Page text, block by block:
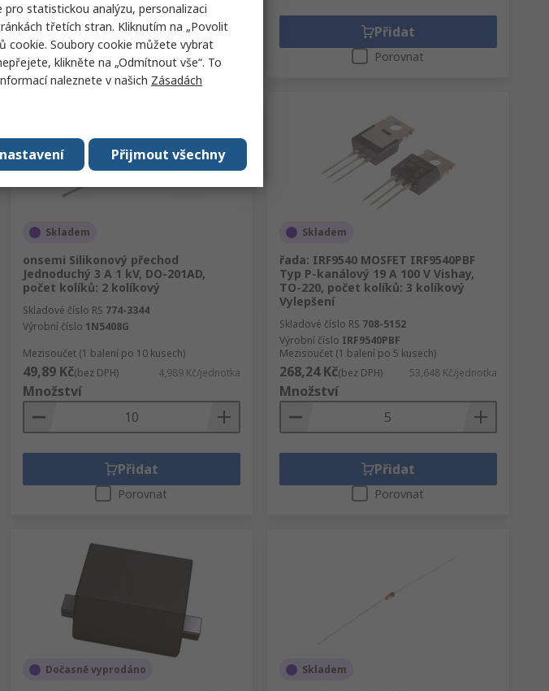
Přidat
Porovnat
Přidat
Porovnat
Skladem
onsemi Silikonový přechod
Jednoduchý 3 A 1 kV, DO-201AD,
počet kolíků: 2 kolíkový
Skladové číslo RS 774-3344
Výrobní číslo 1N5408G
Mezisoučet (1 balení po 10 kusech)
49,89 Kč(bez DPH) 4,989 Kč/jednotka
Množství
Přidat
Porovnat
Skladem
řada: IRF9540 MOSFET IRF9540PBF
Typ P-kanálový 19 A 100 V Vishay,
TO-220, počet kolíků: 3 kolíkový
Vylepšení
Skladové číslo RS 708-5152
Výrobní číslo IRF9540PBF
Mezisoučet (1 balení po 5 kusech)
268,24 Kč(bez DPH) 53,648 Kč/jednotka
Množství
Přidat
Porovnat
Dočasně vyprodáno Skladem
statistickou analýzu, personalizaci
třetích stran. Kliknutím na „Povolit
cookie. Soubory cookie můžete vybrat
klikněte na „Odmítnout vše“. To
naleznete v našich Zásadách
Přijmout všechny